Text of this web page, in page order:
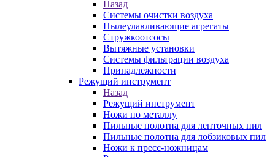
Назад
Системы очистки воздуха
Пылеулавливающие агрегаты
Стружкоотсосы
Вытяжные установки
Системы фильтрации воздуха
Принадлежности
Режущий инструмент
Назад
Режущий инструмент
Ножи по металлу
Пильные полотна для ленточных пил
Пильные полотна для лобзиковых пил
Ножи к пресс-ножницам